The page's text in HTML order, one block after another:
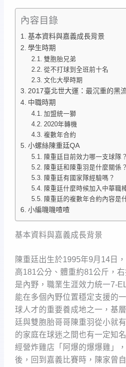
內容目錄
基本資料與嘉義成長背景
學生時期
雙胞胎兄弟
從不打球到全班前十名
文化大學時期
2017臺北世大運：最沉重的黑
中職時期
加盟統一獅
2020年轉機
複數年合約
小螺絲陳重廷QA
陳重廷目前效力哪一支球隊？
陳重廷和陳重羽是什麼關係？
陳重廷有國家隊經驗嗎？
陳重廷什麼時候加入中華職
陳重廷的複數年合約內容是
小編嘰嘰喳喳
基本資料與嘉義成長背景
陳重廷出生於1995年9月14日
高181公分、體重約81公斤，
是內野，職業生涯效力統一7-
能在多個內野位置穩定支援的
球人才的重要養成地之一，基
廷與雙胞胎哥哥陳重羽從小就
的家庭在球迷之間也有一定知
經營炸雞店「阿爆的爆爆雞」
後，回到嘉義比賽時，陳家曾